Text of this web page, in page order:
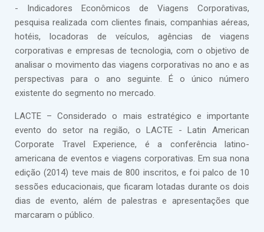
- Indicadores Econômicos de Viagens Corporativas,
pesquisa realizada com clientes finais, companhias aéreas,
hotéis, locadoras de veículos, agências de viagens
corporativas e empresas de tecnologia, com o objetivo de
analisar o movimento das viagens corporativas no ano e as
perspectivas para o ano seguinte. É o único número
existente do segmento no mercado.
LACTE – Considerado o mais estratégico e importante
evento do setor na região, o LACTE - Latin American
Corporate Travel Experience, é a conferência latino-
americana de eventos e viagens corporativas. Em sua nona
edição (2014) teve mais de 800 inscritos, e foi palco de 10
sessões educacionais, que ficaram lotadas durante os dois
dias de evento, além de palestras e apresentações que
marcaram o público.